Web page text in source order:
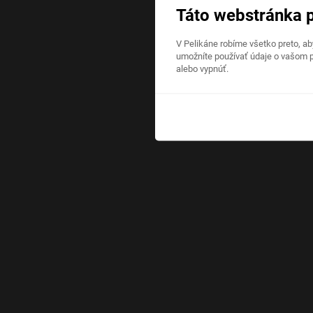
Táto webstránka
V Pelikáne robíme všetko preto,
umožníte používať údaje o vašom
alebo vypnúť.